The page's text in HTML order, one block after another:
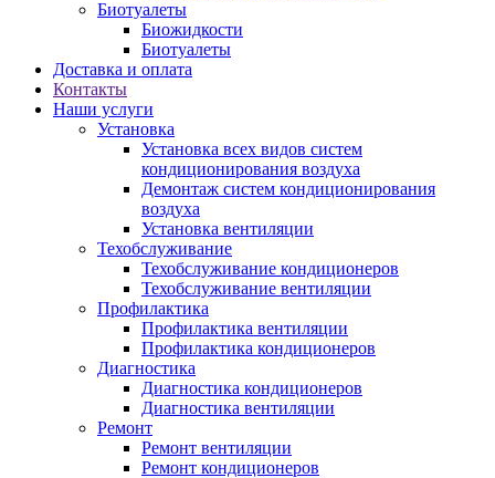
Биотуалеты
Биожидкости
Биотуалеты
Доставка и оплата
Контакты
Наши услуги
Установка
Установка всех видов систем
кондиционирования воздуха
Демонтаж систем кондиционирования
воздуха
Установка вентиляции
Техобслуживание
Техобслуживание кондиционеров
Техобслуживание вентиляции
Профилактика
Профилактика вентиляции
Профилактика кондиционеров
Диагностика
Диагностика кондиционеров
Диагностика вентиляции
Ремонт
Ремонт вентиляции
Ремонт кондиционеров